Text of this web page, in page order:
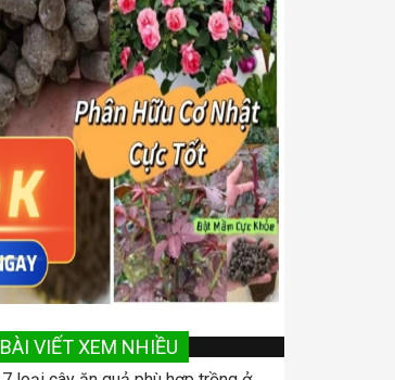
BÀI VIẾT XEM NHIỀU